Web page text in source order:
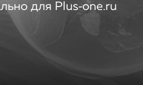
для Plus‑one.ru